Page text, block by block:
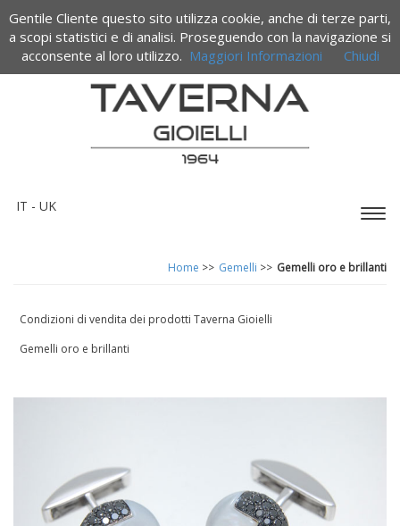
IT - UK
Termini e condizioni di vendita
Gemelli oro e brillanti
Gemelli >>
Home >>
Condizioni di vendita dei prodotti Taverna Gioielli
Gemelli oro e brillanti
Gentile Cliente questo sito utilizza cookie, anche di terze parti,
a scopi statistici e di analisi. Proseguendo con la navigazione si
acconsente al loro utilizzo. Maggiori Informazioni Chiudi